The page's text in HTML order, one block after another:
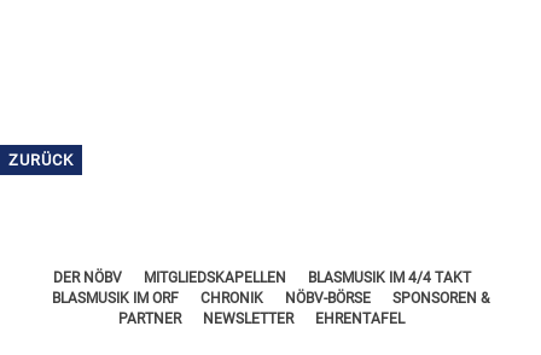
ZURÜCK
DER NÖBV MITGLIEDSKAPELLEN
BLASMUSIK IM 4/4 TAKT
BLASMUSIK IM ORF
CHRONIK NÖBV-BÖRSE
SPONSOREN &
PARTNER
NEWSLETTER EHRENTAFEL